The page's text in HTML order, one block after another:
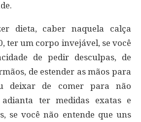
dieta, caber naquela calça
ter um corpo invejável, se você
de pedir desculpas, de
de estender as mãos para
deixar de comer para não
ter medidas exatas e
se você não entende que uns